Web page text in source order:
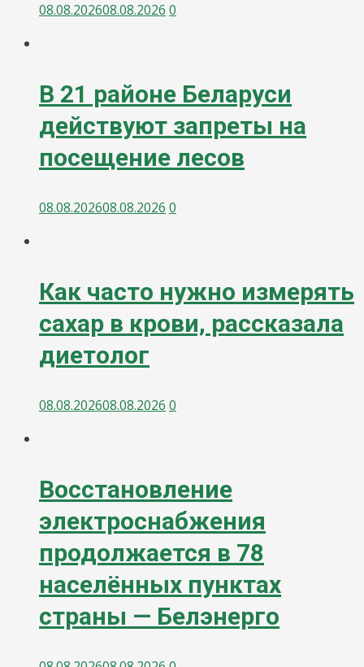
08.08.202608.08.2026 0
В 21 районе Беларуси
действуют запреты на
посещение лесов
08.08.202608.08.2026 0
Как часто нужно измерять
сахар в крови, рассказала
диетолог
08.08.202608.08.2026 0
Восстановление
электроснабжения
продолжается в 78
населённых пунктах
страны — Белэнерго